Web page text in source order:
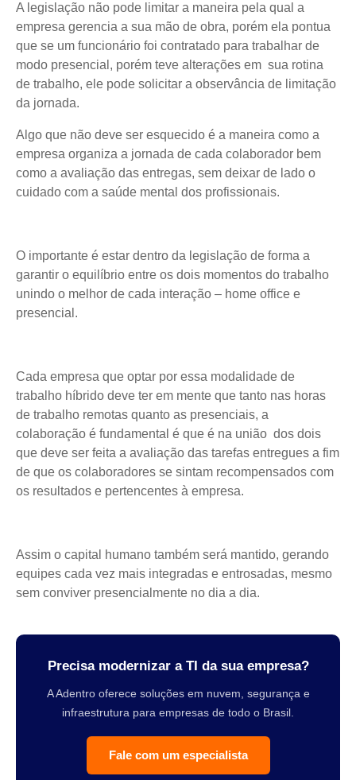
A legislação não pode limitar a maneira pela qual a
empresa gerencia a sua mão de obra, porém ela pontua
que se um funcionário foi contratado para trabalhar de
modo presencial, porém teve alterações em sua rotina
de trabalho, ele pode solicitar a observância de limitação
da jornada.
Algo que não deve ser esquecido é a maneira como a
empresa organiza a jornada de cada colaborador bem
como a avaliação das entregas, sem deixar de lado o
cuidado com a saúde mental dos profissionais.
O importante é estar dentro da legislação de forma a
garantir o equilíbrio entre os dois momentos do trabalho
unindo o melhor de cada interação – home office e
presencial.
Cada empresa que optar por essa modalidade de
trabalho híbrido deve ter em mente que tanto nas horas
de trabalho remotas quanto as presenciais, a
colaboração é fundamental é que é na união dos dois
que deve ser feita a avaliação das tarefas entregues a fim
de que os colaboradores se sintam recompensados com
os resultados e pertencentes à empresa.
Assim o capital humano também será mantido, gerando
equipes cada vez mais integradas e entrosadas, mesmo
sem conviver presencialmente no dia a dia.
Precisa modernizar a TI da sua empresa?
A Adentro oferece soluções em nuvem, segurança e
infraestrutura para empresas de todo o Brasil.
Fale com um especialista